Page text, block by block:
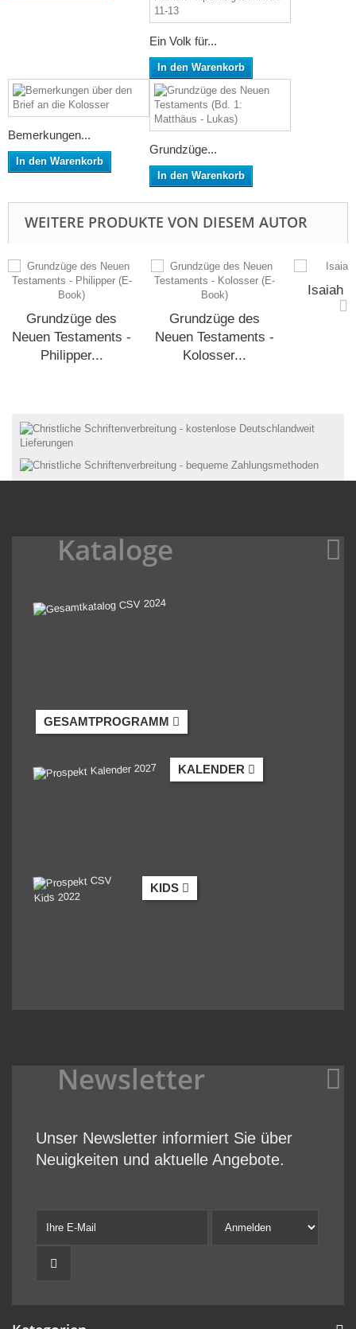
Ein Volk für...
In den Warenkorb
Bemerkungen...
In den Warenkorb
Grundzüge...
In den Warenkorb
WEITERE PRODUKTE VON DIESEM AUTOR
Grundzüge des
Neuen Testaments -
Philipper...
Grundzüge des
Neuen Testaments -
Kolosser...
Isaiah
Kataloge
GESAMTPROGRAMM
KALENDER
KIDS
Newsletter
Unser Newsletter informiert Sie über
Neuigkeiten und aktuelle Angebote.